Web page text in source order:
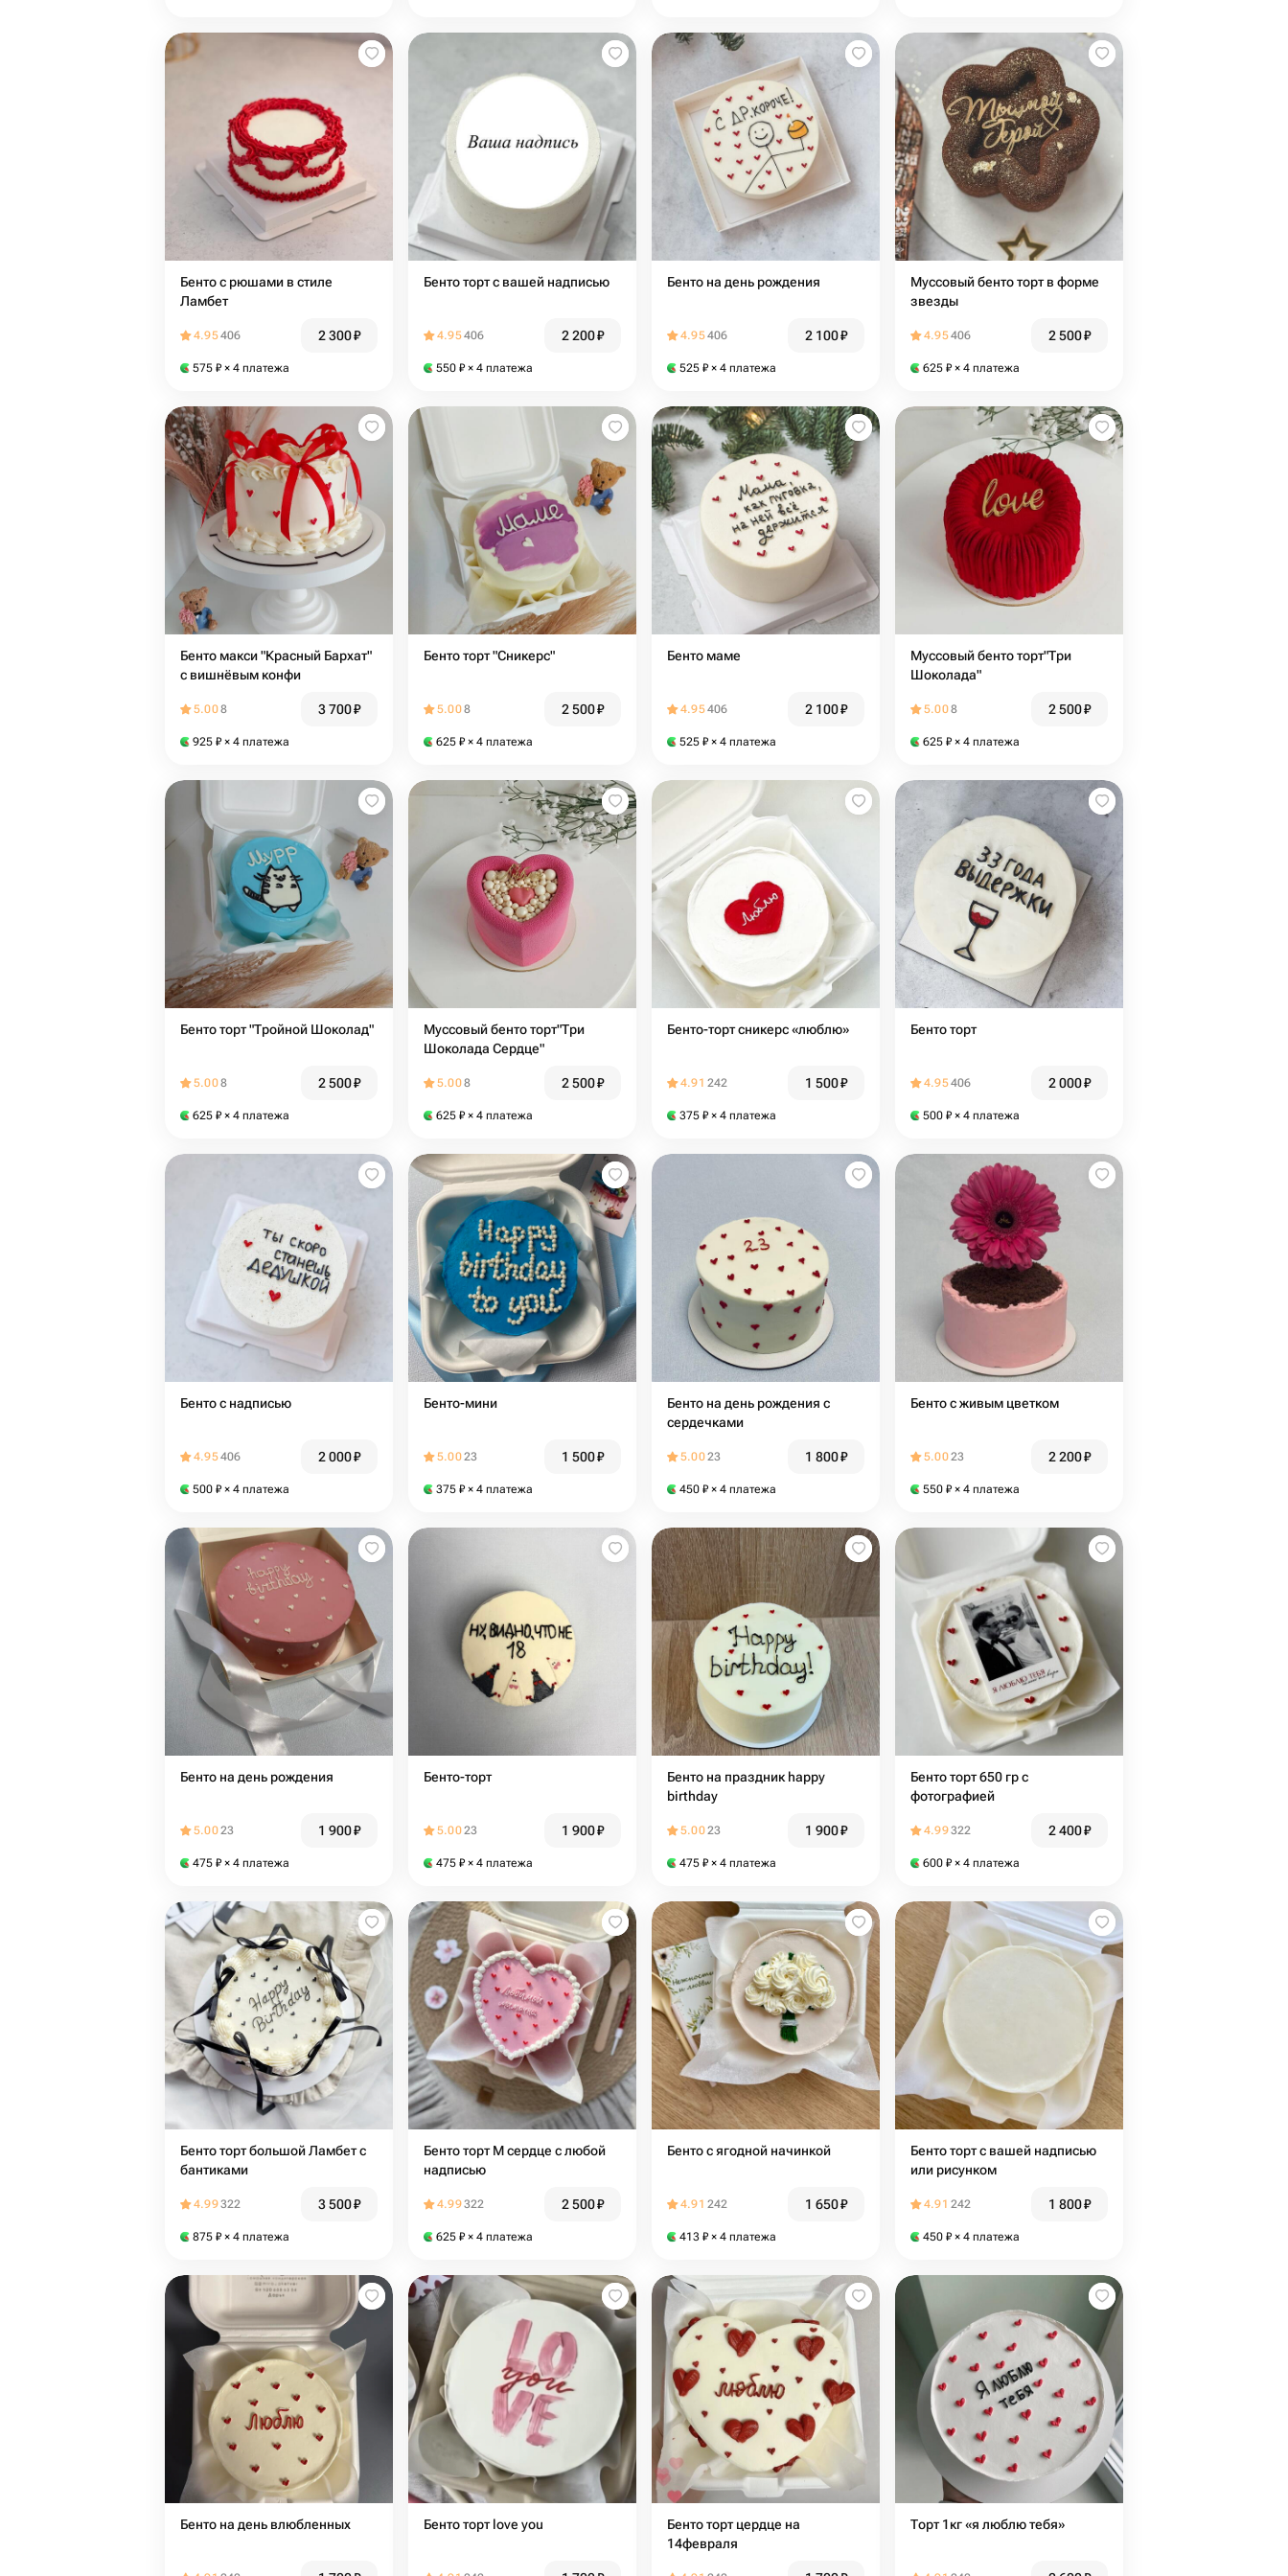
Бенто с рюшами в стиле
Ламбет
4.95406 2 300₽
575 ₽ × 4 платежа
Бенто торт с вашей надписью
4.95406 2 200₽
550 ₽ × 4 платежа
Бенто на день рождения
4.95406 2 100₽
525 ₽ × 4 платежа
Муссовый бенто торт в форме
звезды
4.95406 2 500₽
625 ₽ × 4 платежа
Бенто макси "Красный Бархат"
с вишнёвым конфи
5.008 3 700₽
925 ₽ × 4 платежа
Бенто торт "Сникерс"
5.008 2 500₽
625 ₽ × 4 платежа
Бенто маме
4.95406 2 100₽
525 ₽ × 4 платежа
Муссовый бенто торт"Три
Шоколада"
5.008 2 500₽
625 ₽ × 4 платежа
Бенто торт "Тройной Шоколад"
5.008 2 500₽
625 ₽ × 4 платежа
Муссовый бенто торт"Три
Шоколада Сердце"
5.008 2 500₽
625 ₽ × 4 платежа
Бенто-торт сникерс «люблю»
4.91 242 1 500₽
375 ₽ × 4 платежа
Бенто торт
4.95406 2 000₽
500 ₽ × 4 платежа
Бенто с надписью
4.95406 2 000₽
500 ₽ × 4 платежа
Бенто-мини
5.0023 1 500₽
375 ₽ × 4 платежа
Бенто на день рождения с
сердечками
5.0023 1 800₽
450 ₽ × 4 платежа
Бенто с живым цветком
5.0023 2 200₽
550 ₽ × 4 платежа
Бенто на день рождения
5.0023 1 900₽
475 ₽ × 4 платежа
Бенто-торт
5.0023 1 900₽
475 ₽ × 4 платежа
Бенто на праздник happy
birthday
5.0023 1 900₽
475 ₽ × 4 платежа
Бенто торт 650 гр с
фотографией
4.99322 2 400₽
600 ₽ × 4 платежа
Бенто торт большой Ламбет с
бантиками
4.99322 3 500₽
875 ₽ × 4 платежа
Бенто торт М сердце с любой
надписью
4.99322 2 500₽
625 ₽ × 4 платежа
Бенто с ягодной начинкой
4.91 242 1 650₽
413 ₽ × 4 платежа
Бенто торт с вашей надписью
или рисунком
4.91 242 1 800₽
450 ₽ × 4 платежа
Бенто на день влюбленных Бенто торт love you
Бенто торт цердце на
14февраля
Торт 1кг «я люблю тебя»